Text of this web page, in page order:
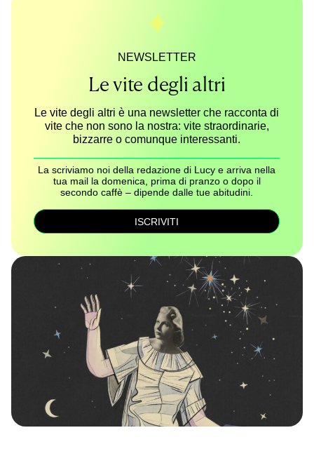
NEWSLETTER
Le vite degli altri
Le vite degli altri è una newsletter che racconta di
vite che non sono la nostra: vite straordinarie,
bizzarre o comunque interessanti.
La scriviamo noi della redazione di Lucy e arriva nella
tua mail la domenica, prima di pranzo o dopo il
secondo caffè – dipende dalle tue abitudini.
ISCRIVITI